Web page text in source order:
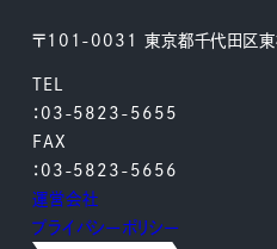
〒101-0031 東京都千代田区
TEL
：03-5823-5655
FAX
：03-5823-5656
運営会社
プライバシーポリシー